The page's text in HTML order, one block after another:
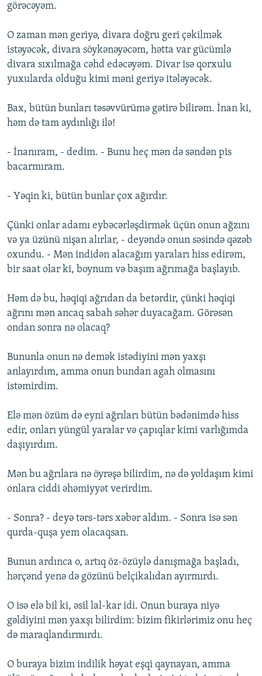
görəcəyəm.
O zaman mən geriyə, divara doğru geri çəkilmək
istəyəcək, divara söykənəyəcəm, hətta var gücümlə
divara sıxılmağa cəhd edəcəyəm. Divar isə qorxulu
yuxularda olduğu kimi məni geriyə itələyəcək.
Bax, bütün bunları təsəvvürümə gətirə bilirəm. İnan ki,
həm də tam aydınlığı ilə!
- İnanıram, - dedim. - Bunu heç mən də səndən pis
bacarmıram.
- Yəqin ki, bütün bunlar çox ağırdır.
Çünki onlar adamı eybəcərləşdirmək üçün onun ağzını
və ya üzünü nişan alırlar, - deyəndə onun səsində qəzəb
oxundu. - Mən indidən alacağım yaraları hiss edirəm,
bir saat olar ki, boynum və başım ağrımağa başlayıb.
Həm də bu, həqiqi ağrıdan da betərdir, çünki həqiqi
ağrını mən ancaq sabah səhər duyacağam. Görəsən
ondan sonra nə olacaq?
Bununla onun nə demək istədiyini mən yaxşı
anlayırdım, amma onun bundan agah olmasını
istəmirdim.
Elə mən özüm də eyni ağrıları bütün bədənimdə hiss
edir, onları yüngül yaralar və çapıqlar kimi varlığımda
daşıyırdım.
Mən bu ağrılara nə öyrəşə bilirdim, nə də yoldaşım kimi
onlara ciddi əhəmiyyət verirdim.
- Sonra? - deyə tərs-tərs xəbər aldım. - Sonra isə sən
qurda-quşa yem olacaqsan.
Bunun ardınca o, artıq öz-özüylə danışmağa başladı,
hərçənd yenə də gözünü belçikalıdan ayırmırdı.
O isə elə bil ki, əsil lal-kar idi. Onun buraya niyə
gəldiyini mən yaxşı bilirdim: bizim fikirlərimiz onu heç
də maraqlandırmırdı.
O buraya bizim indilik həyat eşqi qaynayan, amma